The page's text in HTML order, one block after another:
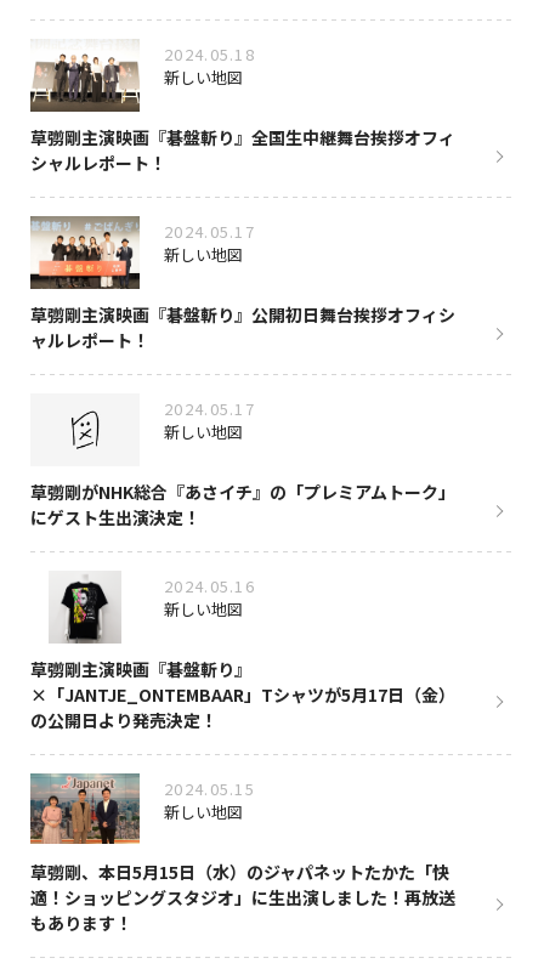
2024.05.18
新しい地図
草彅剛主演映画『碁盤斬り』全国生中継舞台挨拶オフィ
シャルレポート！
2024.05.17
新しい地図
草彅剛主演映画『碁盤斬り』公開初日舞台挨拶オフィシ
ャルレポート！
2024.05.17
新しい地図
草彅剛がNHK総合『あさイチ』の「プレミアムトーク」
にゲスト生出演決定！
2024.05.16
新しい地図
草彅剛主演映画『碁盤斬り』
×「JANTJE_ONTEMBAAR」Tシャツが5月17日（金）
の公開日より発売決定！
2024.05.15
新しい地図
草彅剛、本日5月15日（水）のジャパネットたかた「快
適！ショッピングスタジオ」に生出演しました！再放送
もあります！